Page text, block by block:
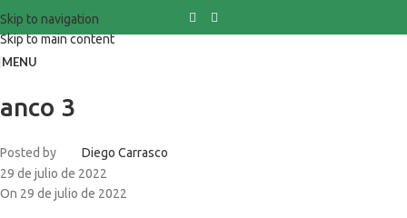
Skip to navigation
Skip to main content
MENU
anco 3
Posted by
Diego Carrasco
29 de julio de 2022
On 29 de julio de 2022